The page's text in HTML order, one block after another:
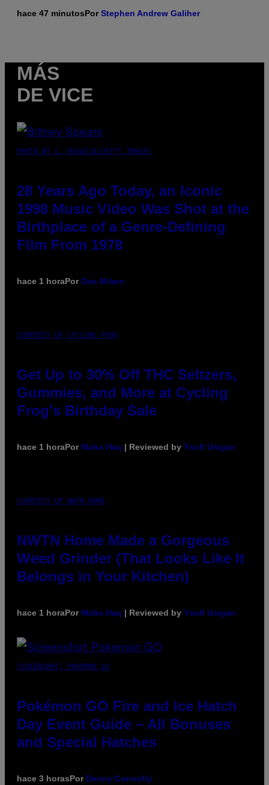
hace 47 minutosPorStephen Andrew Galiher
MÁS
DE VICE
PHOTO BY L. BUSACCA/GETTY IMAGES
28 Years Ago Today, an Iconic
1998 Music Video Was Shot at the
Birthplace of a Genre-Defining
Film From 1978
hace 1 horaPor Dan Milam
COURTESY OF CYCLING FROG
Get Up to 30% Off THC Seltzers,
Gummies, and More at Cycling
Frog’s Birthday Sale
hace 1 horaPor Maha Haq | Reviewed by Ysolt Usigan
COURTESY OF NWTN HOME
NWTN Home Made a Gorgeous
Weed Grinder (That Looks Like It
Belongs in Your Kitchen)
hace 1 horaPor Maha Haq | Reviewed by Ysolt Usigan
SCREENSHOT: POKEMON GO
Pokémon GO Fire and Ice Hatch
Day Event Guide – All Bonuses
and Special Hatches
hace 3 horasPor Denny Connolly